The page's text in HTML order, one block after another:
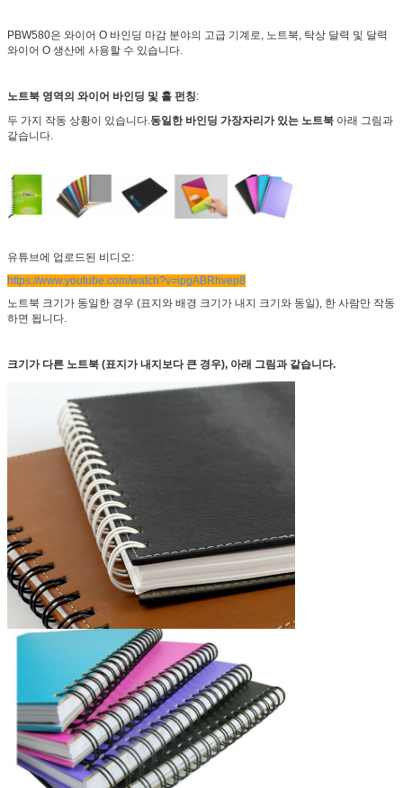
PBW580은 와이어 O 바인딩 마감 분야의 고급 기계로, 노트북, 탁상 달력 및 달력
와이어 O 생산에 사용할 수 있습니다.
노트북 영역의 와이어 바인딩 및 홀 펀칭:
두 가지 작동 상황이 있습니다.동일한 바인딩 가장자리가 있는 노트북 아래 그림과
같습니다.
유튜브에 업로드된 비디오:
https://www.youtube.com/watch?v=ipgABRhvep8
노트북 크기가 동일한 경우 (표지와 배경 크기가 내지 크기와 동일), 한 사람만 작동
하면 됩니다.
크기가 다른 노트북 (표지가 내지보다 큰 경우), 아래 그림과 같습니다.